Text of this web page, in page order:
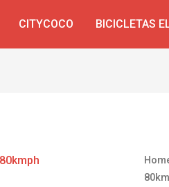
CITYCOCO BICICLETAS